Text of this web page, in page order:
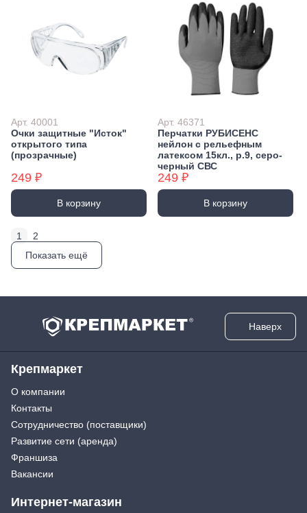
Арт. 40001
Очки защитные "Исток"
открытого типа
(прозрачные)
249 ₽
В корзину
Арт. 46371
Перчатки РУБИСЕНС
нейлон с рельефным
латексом 15кл., р.9, серо-
черный СВС
249 ₽
В корзину
1
2
Показать ещё
Наверх
Крепмаркет
О компании
Контакты
Сотрудничество (поставщики)
Развитие сети (аренда)
Франшиза
Вакансии
Интернет-магазин